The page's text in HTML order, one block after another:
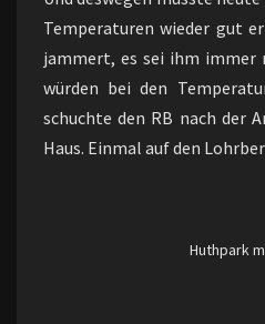
Temperaturen wieder gut
jammert, es sei ihm immer
würden bei den
schuchte den RB nach der
Haus. Einmal auf den
Huthpark